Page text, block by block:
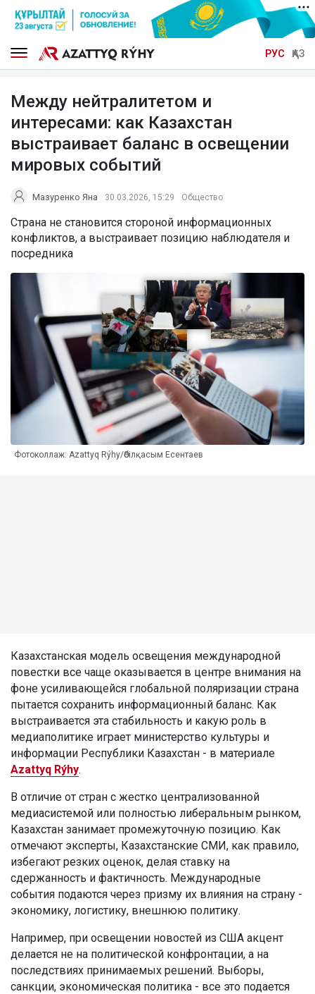
РУС ҚАЗ
Между нейтралитетом и
интересами: как Казахстан
выстраивает баланс в освещении
мировых событий
Мазуренко Яна 30.03.2026, 15:29 Общество
Страна не становится стороной информационных
конфликтов, а выстраивает позицию наблюдателя и
посредника
Фотоколлаж: Azattyq Rýhy/Әбілқасым Есентаев
Казахстанская модель освещения международной
повестки все чаще оказывается в центре внимания на
фоне усиливающейся глобальной поляризации страна
пытается сохранить информационный баланс. Как
выстраивается эта стабильность и какую роль в
медиаполитике играет министерство культуры и
информации Республики Казахстан - в материале
Azattyq Rýhy.
В отличие от стран с жестко централизованной
медиасистемой или полностью либеральным рынком,
Казахстан занимает промежуточную позицию. Как
отмечают эксперты, Казахстанские СМИ, как правило,
избегают резких оценок, делая ставку на
сдержанность и фактичность. Международные
события подаются через призму их влияния на страну -
экономику, логистику, внешнюю политику.
Например, при освещении новостей из США акцент
делается не на политической конфронтации, а на
последствиях принимаемых решений. Выборы,
санкции, экономическая политика - все это подается